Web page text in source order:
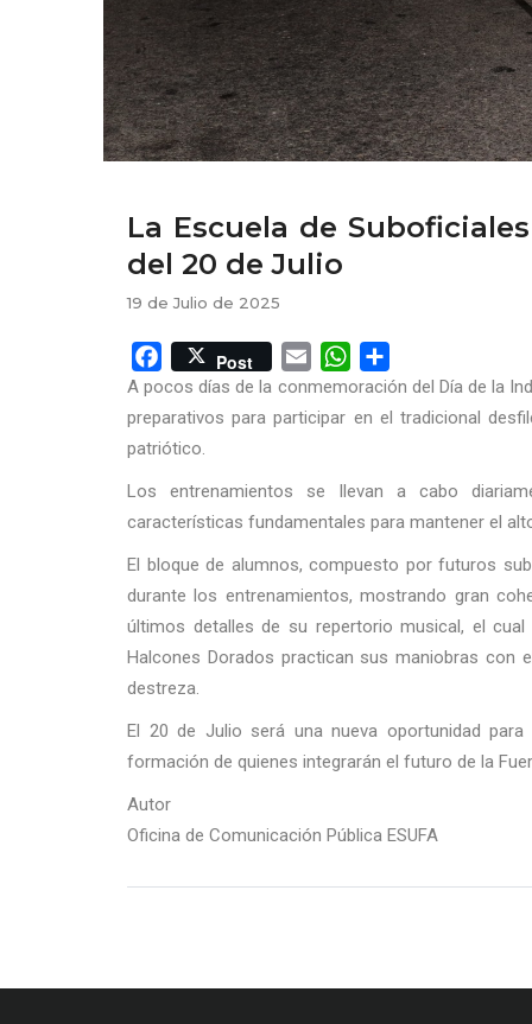
La Escuela de
del 20 de Julio
19 de Julio de 2025
Facebook
Post Email WhatsApp
A pocos días de la conmemoración del Día de la
preparativos para participar en el tradicional
patriótico.
Los entrenamientos se llevan a cabo
características fundamentales para mantener el
El bloque de alumnos, compuesto por futuros
durante los entrenamientos, mostrando gran
últimos detalles de su repertorio musical, el
Halcones Dorados practican sus maniobras con
destreza.
El 20 de Julio será una nueva oportunidad
formación de quienes integrarán el futuro de la
Autor
Oficina de Comunicación Pública ESUFA